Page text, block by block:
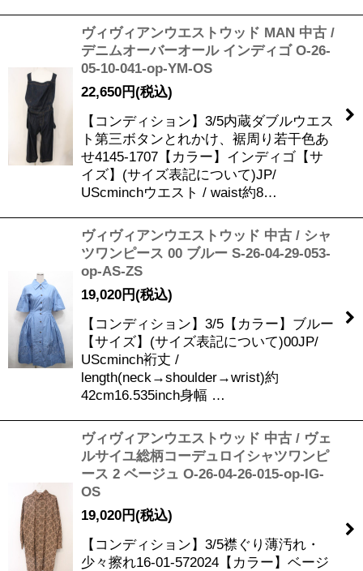
ヴィヴィアンウエストウッド MAN 中古 /
デニムオーバーオール インディゴ O-26-
05-10-041-op-YM-OS
22,650円(税込)
【コンディション】3/5内蔵ダブルウエス
ト第三ボタンとれかけ、裾周り若干色あ
せ4145-1707【カラー】インディゴ【サ
イズ】(サイズ表記について)JP/
UScminchウエスト / waist約8…
ヴィヴィアンウエストウッド 中古 / シャ
ツワンピース 00 ブルー S-26-04-29-053-
op-AS-ZS
19,020円(税込)
【コンディション】3/5【カラー】ブルー
【サイズ】(サイズ表記について)00JP/
UScminch裄丈 /
length(neck→shoulder→wrist)約
42cm16.535inch身幅 …
ヴィヴィアンウエストウッド 中古 / ヴェ
ルサイユ総柄コーデュロイシャツワンピ
ース 2 ベージュ O-26-04-26-015-op-IG-
OS
19,020円(税込)
【コンディション】3/5襟ぐり薄汚れ・
少々擦れ16-01-572024【カラー】ベージ